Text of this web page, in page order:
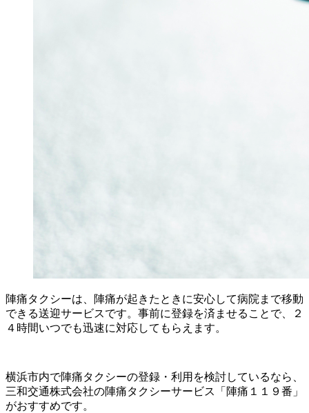
陣痛タクシーは、陣痛が起きたときに安心して病院まで移動
できる送迎サービスです。事前に登録を済ませることで、２
４時間いつでも迅速に対応してもらえます。
横浜市内で陣痛タクシーの登録・利用を検討しているなら、
三和交通株式会社の陣痛タクシーサービス「陣痛１１９番」
がおすすめです。